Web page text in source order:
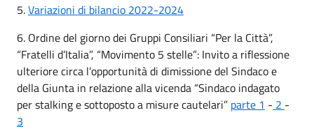
5.Variazioni di bilancio 2022-2024
6. Ordine del giorno dei Gruppi Consiliari “Per la Città”,
“Fratelli d’Italia”, “Movimento 5 stelle”: Invito a riflessione
ulteriore circa l’opportunità di dimissione del Sindaco e
della Giunta in relazione alla vicenda “Sindaco indagato
per stalking e sottoposto a misure cautelari” parte 1 - 2 -
3